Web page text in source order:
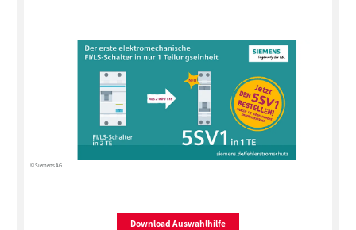
© Siemens AG
Download Auswahlhilfe